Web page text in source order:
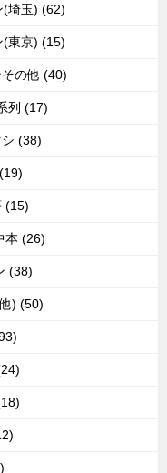
(埼玉) (62)
(東京) (15)
の他 (40)
列 (17)
(38)
(15)
本 (26)
(38)
) (50)